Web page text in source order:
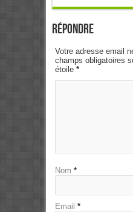
Répondre
Votre adresse email
champs obligatoires
étoile *
Nom *
Email *